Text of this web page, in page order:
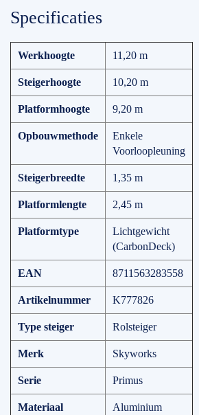
Specificaties
Werkhoogte 11,20 m
Steigerhoogte 10,20 m
Platformhoogte 9,20 m
Opbouwmethode
Enkele
Voorloopleuning
Steigerbreedte 1,35 m
Platformlengte 2,45 m
Platformtype
Lichtgewicht
(CarbonDeck)
EAN 8711563283558
Artikelnummer K777826
Type steiger Rolsteiger
Merk Skyworks
Serie Primus
Materiaal Aluminium